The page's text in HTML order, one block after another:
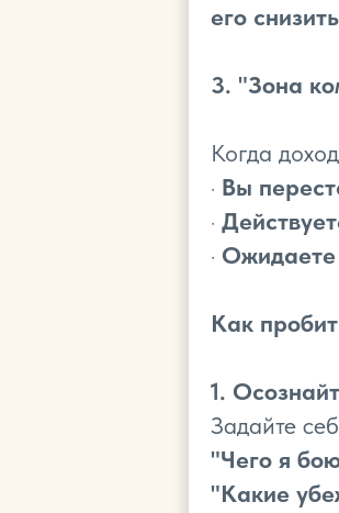
его снизить
3. "Зона
Когда
· Вы
·
· Ожидаете
Как
1.
Задайте
"Чего я
"Какие